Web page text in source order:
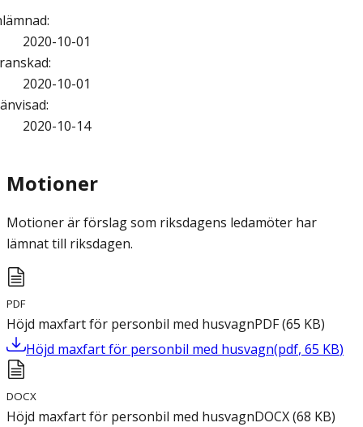
:
2020-10-01
:
2020-10-01
:
2020-10-14
Motioner
Motioner är förslag som riksdagens ledamöter har
lämnat till riksdagen.
PDF
Höjd maxfart för personbil med husvagnPDF(65 KB)
Höjd maxfart för personbil med husvagn(pdf, 65 KB)
DOCX
Höjd maxfart för personbil med husvagnDOCX(68 KB)